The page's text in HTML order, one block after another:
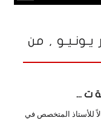
, من
ت ...
للأستاذ المتخصص في